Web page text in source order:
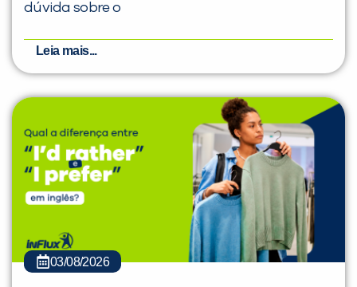
dúvida sobre o
Leia mais...
03/08/2026